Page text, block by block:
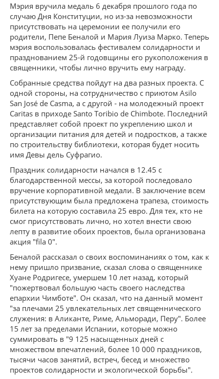
Мэрия вручила медаль 6 декабря прошлого года по
случаю Дня Конституции, но из-за невозможности
присутствовать на церемонии ее получили его
родители, Пепе Беналой и Мария Луиза Марко. Теперь
мэрия воспользовалась фестивалем солидарности и
празднованием 25-й годовщины его рукоположения в
священники, чтобы лично вручить ему награду.
Собранные средства пойдут на два разных проекта. С
одной стороны, на сотрудничество с приютом Asilo
San José de Casma, а с другой - на молодежный проект
Caritas в приходе Santo Toribio de Chimbote. Последний
представляет собой проект по укреплению школ и
организации питания для детей и подростков, а также
по строительству библиотеки, которая будет носить
имя Девы дель Суфрагио.
Праздник солидарности начался в 12.45 с
благодарственной мессы, за которой последовало
вручение корпоративной медали. В заключение всем
присутствующим была предложена трапеза, стоимость
билета на которую составила 25 евро. Для тех, кто не
смог присутствовать лично, но хотел внести свою
лепту в развитие обоих проектов, была организована
акция "fila 0".
Беналой рассказал о своих воспоминаниях о том, как к
нему пришло призвание, сказал слова о священнике
Хуане Родригесе, умершем 10 лет назад, который
"пожертвовал большую часть своего наследства
епархии Чимботе". Он сказал, что на данный момент
"за плечами 25 увлекательных лет священнического
служения: в Аликанте, Риме, Альморади, Перу". Более
15 лет за пределами Испании, которые можно
суммировать в "9 125 насыщенных дней с
множеством впечатлений, более 10 000 праздников,
тысячи часов занятий, встреч, бесед и множество
проектов солидарности и экологической борьбы".